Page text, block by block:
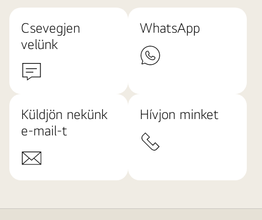
Csevegjen
velünk
WhatsApp
Küldjön nekünk
e-mail-t
Hívjon minket